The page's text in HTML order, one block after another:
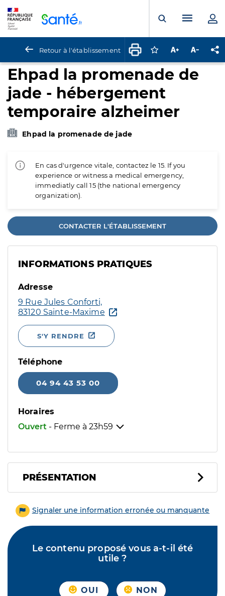
Ouvrir laMenu
Retour à l'établissement Connectez-vous
Augmenter la
Ehpad la promenade de
jade - hébergement
temporaire alzheimer
Ehpad la promenade de jade
En cas d'urgence vitale, contactez le 15. If you
experience or witness a medical emergency,
immediatly call 15 (the national emergency
organization).
CONTACTER L'ÉTABLISSEMENT
INFORMATIONS PRATIQUES
Adresse
9 Rue Jules Conforti,
83120 Sainte-Maxime
S'Y RENDRE
Téléphone
04 94 43 53 00
Horaires
Ouvert - Ferme à 23h59
PRÉSENTATION
Signaler une information erronée ou manquante
Le contenu proposé vous a-t-il été
utile ?
OUI NON